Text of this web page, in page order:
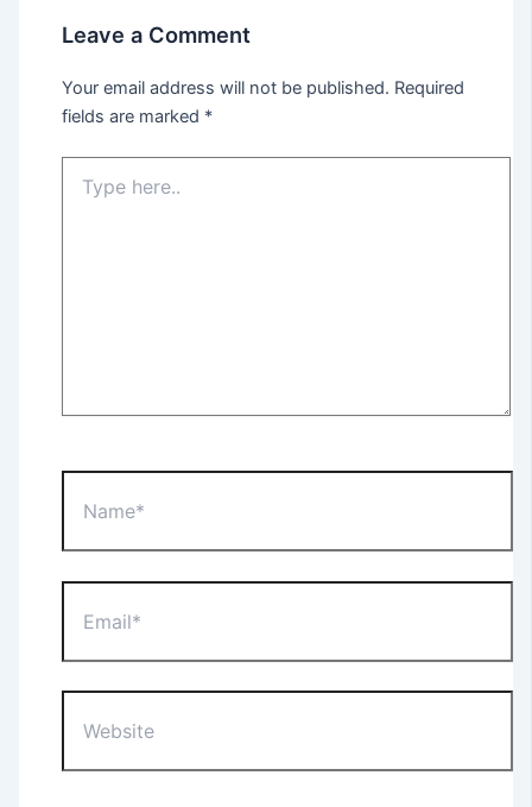
Leave a Comment
Your email address will not be published. Required
fields are marked *
here..